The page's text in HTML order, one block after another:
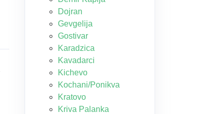
Dojran
Gevgelija
Gostivar
Karadzica
Kavadarci
Kichevo
Kochani/Ponikva
Kratovo
Kriva Palanka